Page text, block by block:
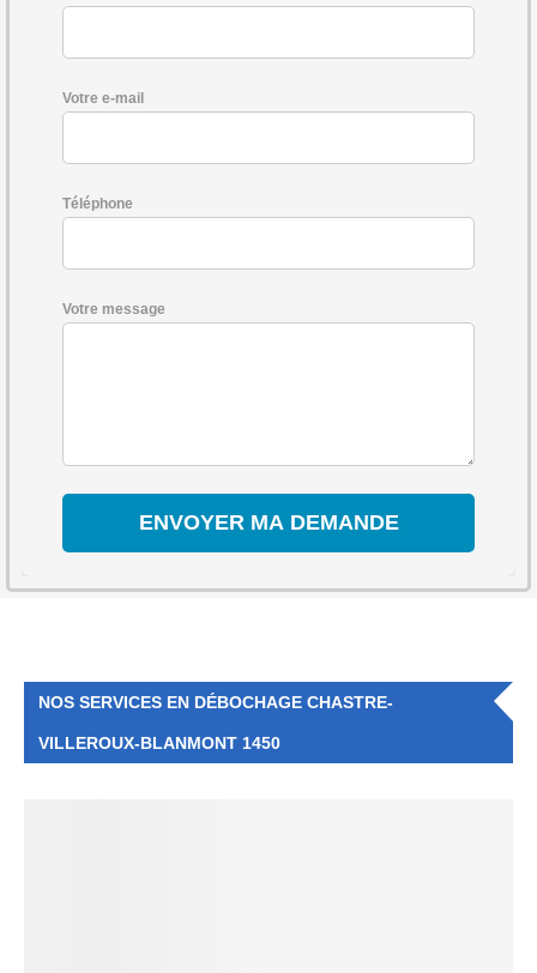
Votre e-mail
Téléphone
Votre message
NOS SERVICES EN DÉBOCHAGE CHASTRE-
VILLEROUX-BLANMONT 1450